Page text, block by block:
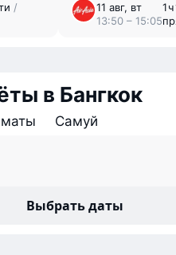
/
11 авг, вт
13:50 – 15:05
1
в Бангкок
Самуй
Выбрать даты